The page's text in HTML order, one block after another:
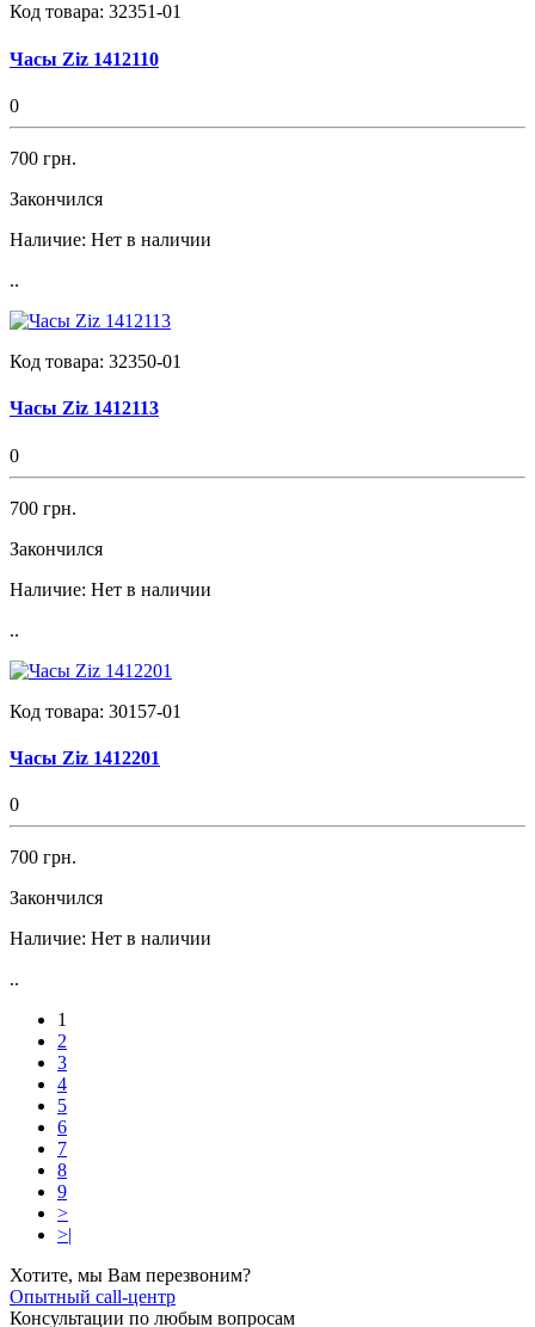
Код товара: 32351-01
Часы Ziz 1412110
0
700 грн.
Закончился
Наличие: Нет в наличии
..
Код товара: 32350-01
Часы Ziz 1412113
0
700 грн.
Закончился
Наличие: Нет в наличии
..
Код товара: 30157-01
Часы Ziz 1412201
0
700 грн.
Закончился
Наличие: Нет в наличии
..
1
2
3
4
5
6
7
8
9
>
>|
Хотите, мы Вам перезвоним?
Опытный call-центр
Консультации по любым вопросам